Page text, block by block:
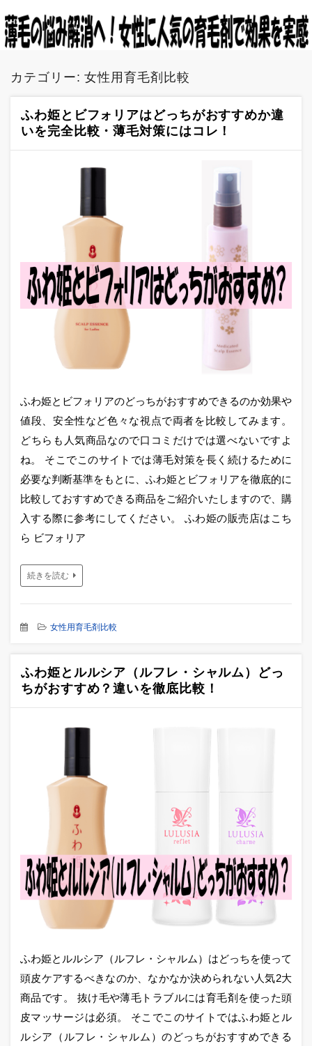
カテゴリー:女性用育毛剤比較
ふわ姫とビフォリアはどっちがおすすめか違
いを完全比較・薄毛対策にはコレ！
ふわ姫とビフォリアのどっちがおすすめできるのか効果や
値段、安全性など色々な視点で両者を比較してみます。
どちらも人気商品なので口コミだけでは選べないですよ
ね。 そこでこのサイトでは薄毛対策を長く続けるために
必要な判断基準をもとに、ふわ姫とビフォリアを徹底的に
比較しておすすめできる商品をご紹介いたしますので、購
入する際に参考にしてください。 ふわ姫の販売店はこち
ら ビフォリア
続きを読む
女性用育毛剤比較
ふわ姫とルルシア（ルフレ・シャルム）どっ
ちがおすすめ？違いを徹底比較！
ふわ姫とルルシア（ルフレ・シャルム）はどっちを使って
頭皮ケアするべきなのか、なかなか決められない人気2大
商品です。 抜け毛や薄毛トラブルには育毛剤を使った頭
皮マッサージは必須。 そこでこのサイトではふわ姫とル
ルシア（ルフレ・シャルム）のどっちがおすすめできる